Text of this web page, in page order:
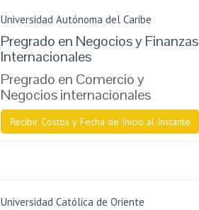
Universidad Autónoma del Caribe
Pregrado en Negocios y Finanzas
Internacionales
Pregrado en Comercio y
Negocios internacionales
Recibir Costos y Fecha de Inicio al Instante
Universidad Católica de Oriente